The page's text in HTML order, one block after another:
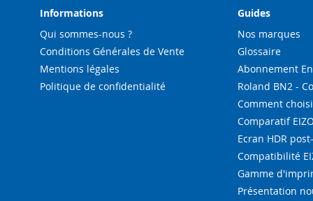
Informations
Qui sommes-nous ?
Conditions Générales de Vente
Mentions légales
Politique de confidentialité
Guides
Nos marques
Glossaire
Abonnement
Roland BN2 -
Comment
Comparatif EIZO
Ecran HDR
Compatibilité
Gamme
Présentation